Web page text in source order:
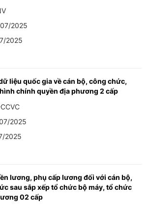
2025
2025
liệu quốc gia về cán bộ, công chức,
chính quyền địa phương 2 cấp
2025
2025
lương, phụ cấp lương đối với cán bộ,
sau sắp xếp tổ chức bộ máy, tổ chức
02 cấp